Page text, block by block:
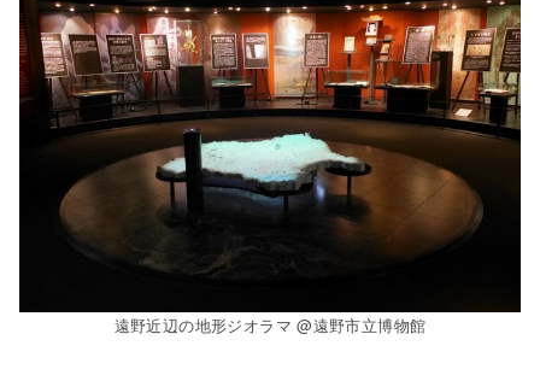
遠野近辺の地形ジオラマ @遠野市立博物館